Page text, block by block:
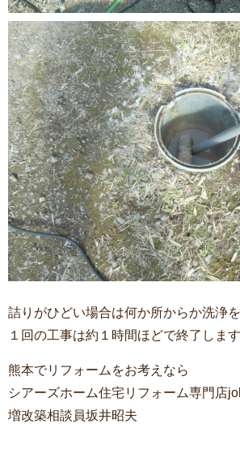
詰りがひどい場合は何か所からか洗浄を
１回の工事は約１時間ほどで終了します
熊本でリフォームをお考えなら
シアーズホーム住宅リフォーム専門店
増改築相談員坂井昭夫